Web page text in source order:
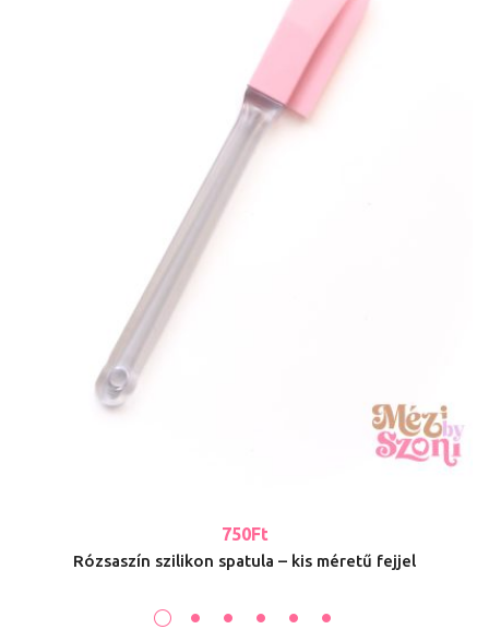
750Ft
Rózsaszín szilikon spatula – kis méretű fejjel